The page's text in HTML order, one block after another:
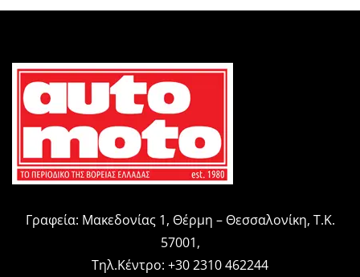
Γραφεία: Μακεδονίας 1, Θέρμη – Θεσσαλονίκη, Τ.Κ.
57001,
Τηλ.Κέντρο: +30 2310 462244